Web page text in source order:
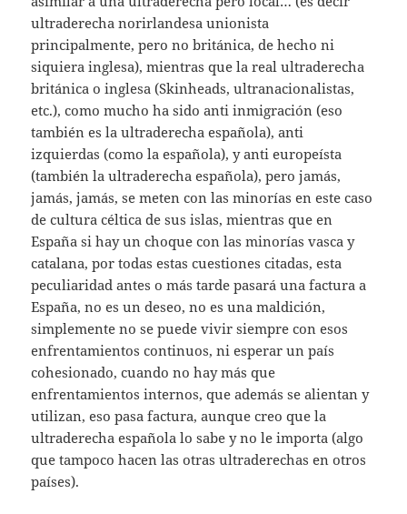
ultraderecha norirlandesa unionista
principalmente, pero no británica, de hecho ni
siquiera inglesa), mientras que la real ultraderecha
británica o inglesa (Skinheads, ultranacionalistas,
etc.), como mucho ha sido anti inmigración (eso
también es la ultraderecha española), anti
izquierdas (como la española), y anti europeísta
(también la ultraderecha española), pero jamás,
jamás, jamás, se meten con las minorías en este caso
de cultura céltica de sus islas, mientras que en
España si hay un choque con las minorías vasca y
catalana, por todas estas cuestiones citadas, esta
peculiaridad antes o más tarde pasará una factura a
España, no es un deseo, no es una maldición,
simplemente no se puede vivir siempre con esos
enfrentamientos continuos, ni esperar un país
cohesionado, cuando no hay más que
enfrentamientos internos, que además se alientan y
utilizan, eso pasa factura, aunque creo que la
ultraderecha española lo sabe y no le importa (algo
que tampoco hacen las otras ultraderechas en otros
países).